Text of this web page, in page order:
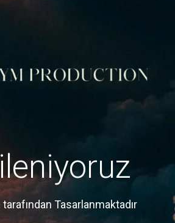
Tasarlanmaktadır